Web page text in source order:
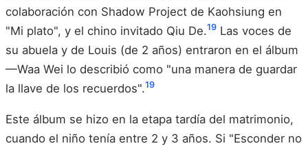
colaboración con Shadow Project de Kaohsiung en
"Mi plato", y el chino invitado Qiu De.19 Las voces de
su abuela y de Louis (de 2 años) entraron en el álbum
—Waa Wei lo describió como "una manera de guardar
la llave de los recuerdos".19
Este álbum se hizo en la etapa tardía del matrimonio,
cuando el niño tenía entre 2 y 3 años. Si "Esconder no